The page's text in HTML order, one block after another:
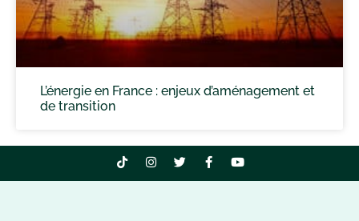
L’énergie en France : enjeux d’aménagement et
de transition